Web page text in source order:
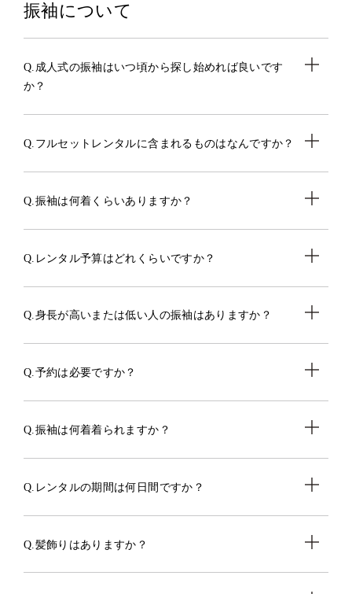
振袖について
Q.成人式の振袖はいつ頃から探し始めれば良いです
か？
Q.フルセットレンタルに含まれるものはなんですか？
Q.振袖は何着くらいありますか？
Q.レンタル予算はどれくらいですか？
Q.身長が高いまたは低い人の振袖はありますか？
Q.予約は必要ですか？
Q.振袖は何着着られますか？
Q.レンタルの期間は何日間ですか？
Q.髪飾りはありますか？